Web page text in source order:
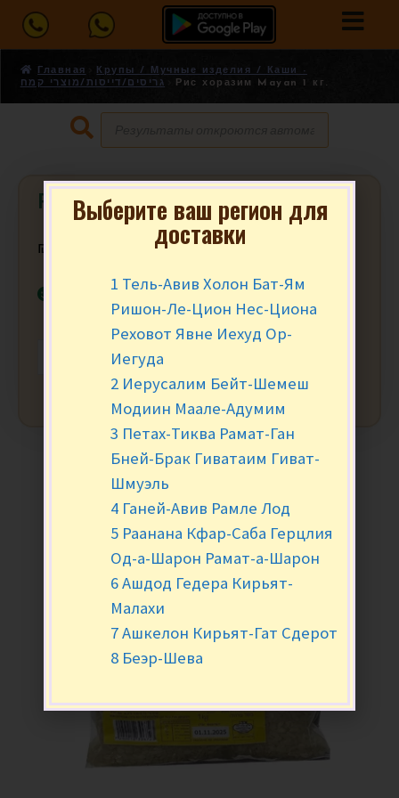
Главная
Крупы / Мучные изделия / Каши -
גריסים/דייסות/מוצרי קמח
Рис хоразим Mayan 1 кг.
Рис хоразим Mayan 1 кг.
₪ за уп.
В наличии
+
Выберите ваш регион для
доставки
1 Тель-Авив Холон Бат-Ям
Ришон-Ле-Цион Нес-Циона
Реховот Явне Иехуд Ор-
Иегуда
2 Иерусалим Бейт-Шемеш
Модиин Маале-Адумим
3 Петах-Тиква Рамат-Ган
Бней-Брак Гиватаим Гиват-
Шмуэль
4 Ганей-Авив Рамле Лод
5 Раанана Кфар-Саба Герцлия
Од-а-Шарон Рамат-а-Шарон
6 Ашдод Гедера Кирьят-
Малахи
7 Ашкелон Кирьят-Гат Сдерот
8 Беэр-Шева